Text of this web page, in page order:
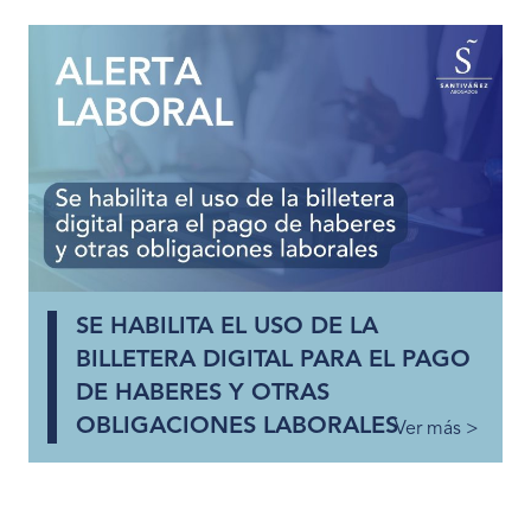
SE HABILITA EL USO DE LA
BILLETERA DIGITAL PARA EL PAGO
DE HABERES Y OTRAS
OBLIGACIONES LABORALESVer más >